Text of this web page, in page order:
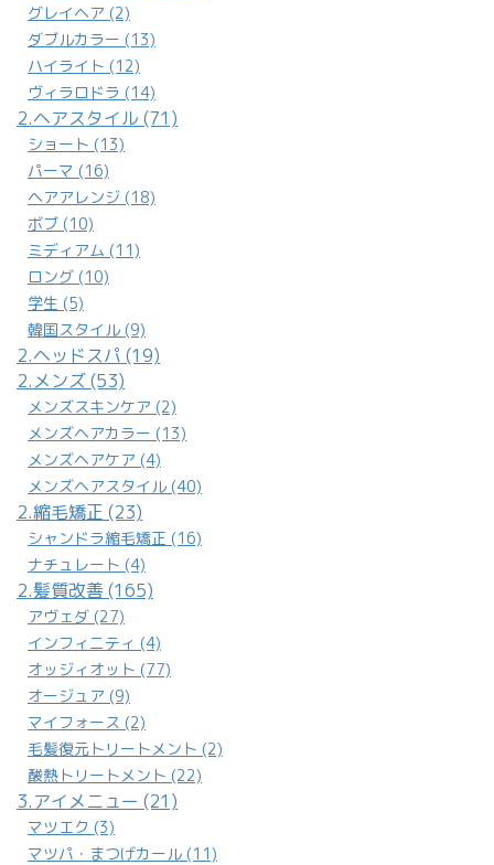
グレイヘア (2)
ダブルカラー (13)
ハイライト (12)
ヴィラロドラ (14)
2.ヘアスタイル (71)
ショート (13)
パーマ (16)
ヘアアレンジ (18)
ボブ (10)
ミディアム (11)
ロング (10)
学生 (5)
韓国スタイル (9)
2.ヘッドスパ (19)
2.メンズ (53)
メンズスキンケア (2)
メンズヘアカラー (13)
メンズヘアケア (4)
メンズヘアスタイル (40)
2.縮毛矯正 (23)
シャンドラ縮毛矯正 (16)
ナチュレート (4)
2.髪質改善 (165)
アヴェダ (27)
インフィニティ (4)
オッジィオット (77)
オージュア (9)
マイフォース (2)
毛髪復元トリートメント (2)
酸熱トリートメント (22)
3.アイメニュー (21)
マツエク (3)
マツパ・まつげカール (11)